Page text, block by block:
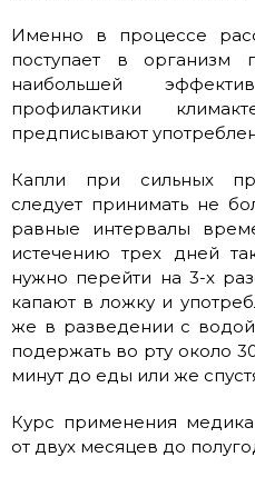
Именно в процессе
поступает в организм
наибольшей
профилактики
предписывают
Капли при сильных
следует принимать не
равные интервалы
истечению трех дней
нужно перейти на 3-х
капают в ложку и
же в разведении с
подержать во рту около
минут до еды или же
Курс применения
от двух месяцев до